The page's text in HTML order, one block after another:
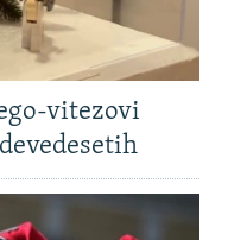
vitezovi